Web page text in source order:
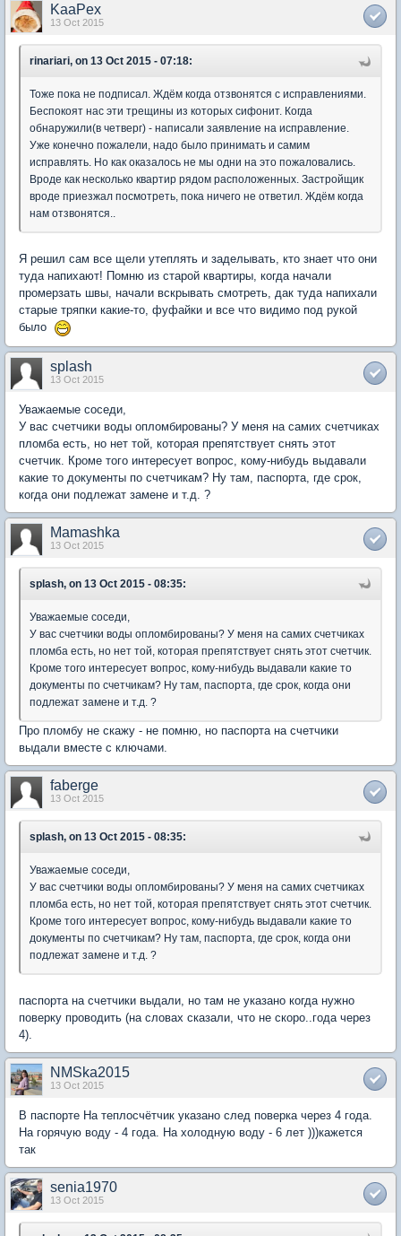
KaaPex
13 Oct 2015
rinariari, on 13 Oct 2015 - 07:18:
Тоже пока не подписал. Ждём когда отзвонятся с исправлениями.
Беспокоят нас эти трещины из которых сифонит. Когда
обнаружили(в четверг) - написали заявление на исправление.
Уже конечно пожалели, надо было принимать и самим
исправлять. Но как оказалось не мы одни на это пожаловались.
Вроде как несколько квартир рядом расположенных. Застройщик
вроде приезжал посмотреть, пока ничего не ответил. Ждём когда
нам отзвонятся..
Я решил сам все щели утеплять и заделывать, кто знает что они
туда напихают! Помню из старой квартиры, когда начали
промерзать швы, начали вскрывать смотреть, дак туда напихали
старые тряпки какие-то, фуфайки и все что видимо под рукой
было
splash
13 Oct 2015
Уважаемые соседи,
У вас счетчики воды опломбированы? У меня на самих счетчиках
пломба есть, но нет той, которая препятствует снять этот
счетчик. Кроме того интересует вопрос, кому-нибудь выдавали
какие то документы по счетчикам? Ну там, паспорта, где срок,
когда они подлежат замене и т.д. ?
Mamashka
13 Oct 2015
splash, on 13 Oct 2015 - 08:35:
Уважаемые соседи,
У вас счетчики воды опломбированы? У меня на самих счетчиках
пломба есть, но нет той, которая препятствует снять этот счетчик.
Кроме того интересует вопрос, кому-нибудь выдавали какие то
документы по счетчикам? Ну там, паспорта, где срок, когда они
подлежат замене и т.д. ?
Про пломбу не скажу - не помню, но паспорта на счетчики
выдали вместе с ключами.
faberge
13 Oct 2015
splash, on 13 Oct 2015 - 08:35:
Уважаемые соседи,
У вас счетчики воды опломбированы? У меня на самих счетчиках
пломба есть, но нет той, которая препятствует снять этот счетчик.
Кроме того интересует вопрос, кому-нибудь выдавали какие то
документы по счетчикам? Ну там, паспорта, где срок, когда они
подлежат замене и т.д. ?
паспорта на счетчики выдали, но там не указано когда нужно
поверку проводить (на словах сказали, что не скоро..года через
4).
NMSka2015
13 Oct 2015
В паспорте На теплосчётчик указано след поверка через 4 года.
На горячую воду - 4 года. На холодную воду - 6 лет )))кажется
так
senia1970
13 Oct 2015